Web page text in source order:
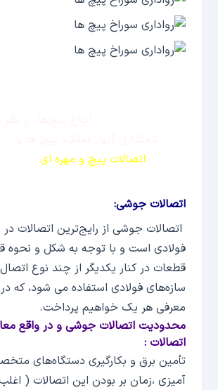
اتصالات پیچ و مهره ای
اتصالات جوشی:
اتصالات جوشی از رایج‌ترین اتصالات
فولادی است و با توجه به شکل و نحوه
قطعات در کنار یکدیگر از چند نوع
سازه‌های فولادی استفاده می شود، که در
معرفی هر یک خواهیم پرداخت.
محدودیت اتصالات جوشی و در واقع
اتصالات :
تأمین برق و بکارگیری دستگاه‌های
آمیزی ،زمان بر بودن این اتصالات (